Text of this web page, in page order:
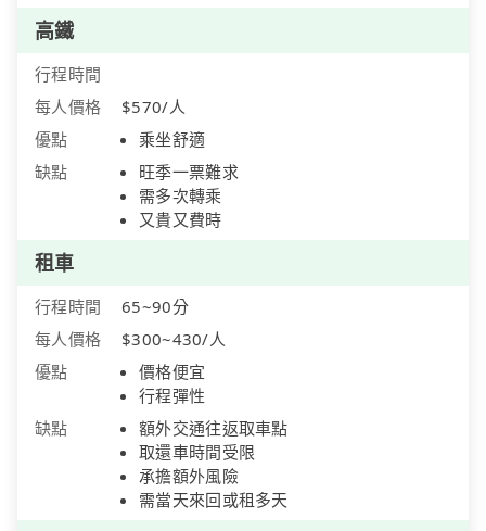
高鐵
行程時間
每人價格
$570/人
優點
乘坐舒適
缺點
旺季一票難求
需多次轉乘
又貴又費時
租車
行程時間
65~90分
每人價格
$300~430/人
優點
價格便宜
行程彈性
缺點
額外交通往返取車點
取還車時間受限
承擔額外風險
需當天來回或租多天